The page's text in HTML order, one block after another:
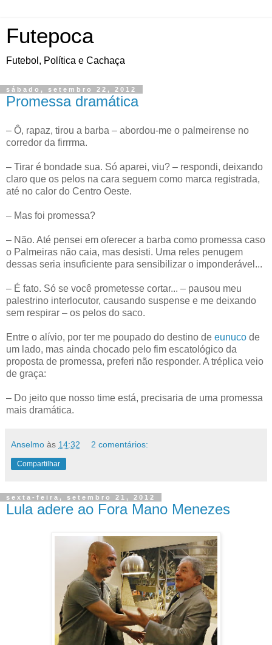
Futepoca
Futebol, Política e Cachaça
sábado, setembro 22, 2012
Promessa dramática
– Ô, rapaz, tirou a barba – abordou-me o palmeirense no
corredor da firrrma.
– Tirar é bondade sua. Só aparei, viu? – respondi, deixando
claro que os pelos na cara seguem como marca registrada,
até no calor do Centro Oeste.
– Mas foi promessa?
– Não. Até pensei em oferecer a barba como promessa caso
o Palmeiras não caia, mas desisti. Uma reles penugem
dessas seria insuficiente para sensibilizar o imponderável...
– É fato. Só se você prometesse cortar... – pausou meu
palestrino interlocutor, causando suspense e me deixando
sem respirar – os pelos do saco.
Entre o alívio, por ter me poupado do destino de eunuco de
um lado, mas ainda chocado pelo fim escatológico da
proposta de promessa, preferi não responder. A tréplica veio
de graça:
– Do jeito que nosso time está, precisaria de uma promessa
mais dramática.
Anselmo às 14:32 2 comentários:
Compartilhar
sexta-feira, setembro 21, 2012
Lula adere ao Fora Mano Menezes